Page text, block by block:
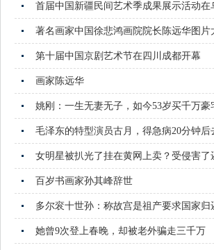
首届中国新疆民间艺术季成果展示活动在
著名画家中国徐悲鸿画院院长陈远华图片
第十届中国京剧艺术节在四川成都开幕
画家陈远华
姚刚：一生无妻无子，如今53岁买千万豪
毛泽东的特型演员古月，得急病20分钟
女明星被扒光了挂在黄网上卖？受侵害
百岁书画家孙其峰辞世
多尔衮十世孙：称故宫是祖产要求国家
她曾9次登上春晚，却被老外骗走三千万